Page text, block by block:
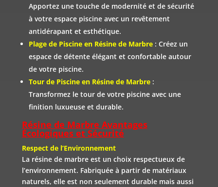
Apportez une touche de modernité et de sécurité
à votre espace piscine avec un revêtement
antidérapant et esthétique.
Plage de Piscine en Résine de Marbre: Créez un
espace de détente élégant et confortable autour
de votre piscine.
Tour de Piscine en Résine de Marbre:
Transformez le tour de votre piscine avec une
finition luxueuse et durable.
Résine de Marbre Avantages
Écologiques et Sécurité
Respect de l’Environnement
La résine de marbre est un choix respectueux de
l’environnement. Fabriquée à partir de matériaux
naturels, elle est non seulement durable mais aussi